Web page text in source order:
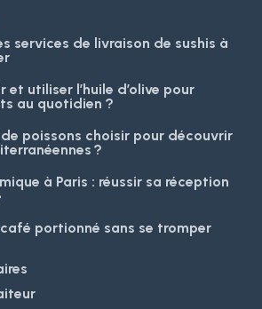
services de livraison de sushis à
et utiliser l’huile d’olive pour
au quotidien ?
poissons choisir pour découvrir
?
à Paris : réussir sa réception
portionné sans se tromper